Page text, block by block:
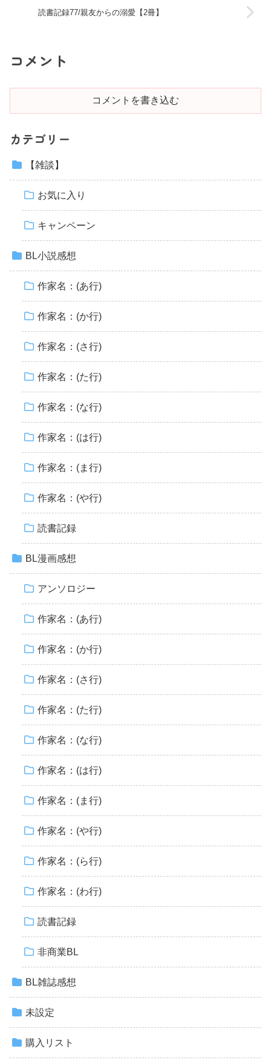
読書記録77/親友からの溺愛【2冊】
コメント
コメントを書き込む
カテゴリー
【雑談】
お気に入り
キャンペーン
BL小説感想
作家名：(あ行)
作家名：(か行)
作家名：(さ行)
作家名：(た行)
作家名：(な行)
作家名：(は行)
作家名：(ま行)
作家名：(や行)
読書記録
BL漫画感想
アンソロジー
作家名：(あ行)
作家名：(か行)
作家名：(さ行)
作家名：(た行)
作家名：(な行)
作家名：(は行)
作家名：(ま行)
作家名：(や行)
作家名：(ら行)
作家名：(わ行)
読書記録
非商業BL
BL雑誌感想
未設定
購入リスト